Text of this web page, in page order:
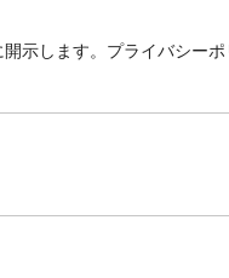
示します。プライバシー